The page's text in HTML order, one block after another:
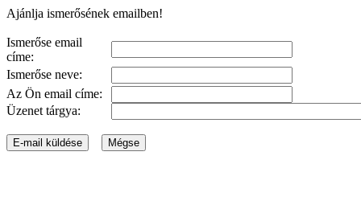
Ajánlja ismerősének emailben!
Ismerőse email
címe:
Ismerőse neve:
Az Ön email címe:
Üzenet tárgya: